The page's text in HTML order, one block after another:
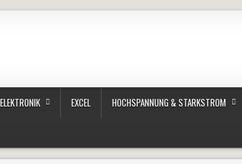
ELEKTRONIK EXCEL HOCHSPANNUNG & STARKSTROM